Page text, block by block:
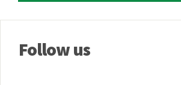
Follow us